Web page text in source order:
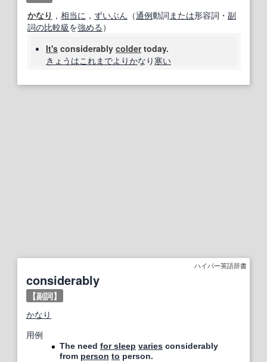
かなり ， 相当に ， ずいぶん （通例動詞または形容詞・ 副
詞の比較級を強める ）
It's considerably coldertoday.
きょうはこれまでよりかなり寒い
ハイパー英語辞書
considerably
【副詞】
かなり
用例
The need for sleep varies considerably
from person to person.